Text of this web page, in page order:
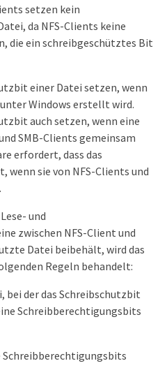
setzen kein
da NFS-Clients keine
die ein schreibgeschütztes Bit
einer Datei setzen, wenn
Windows erstellt wird.
auch setzen, wenn eine
SMB-Clients gemeinsam
erfordert, dass das
sie von NFS-Clients und
und
zwischen NFS-Client und
Datei beibehält, wird das
Regeln behandelt:
bei der das Schreibschutzbit
Schreibberechtigungsbits
Schreibberechtigungsbits